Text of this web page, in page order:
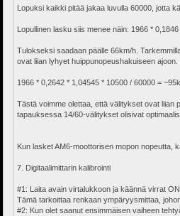
Lopuksi kaikki pitää jakaa luvulla 60000, jotta
Lopullinen lasku siis menee näin: 1966 *
Tulokseksi saadaan päälle 66km/h.
ovat liian lyhyet huippunopeushakuiseen
1966 * 0,2642 * 1,04545 * 10500 / 60000 =
Tästä voimme olettaa, että välitykset ovat liian
tapauksessa 14/60-välitykset olisivat
Kun lasket AM6-moottorisen mopon nopeutta,
7. Digitaalimittarin kalibrointi
#1: Laita avain virtalukkoon ja käännä virrat
Tämä tarkoittaa renkaan ympäryysmittaa,
#2: Kun olet saanut ensimmäisen vaiheen